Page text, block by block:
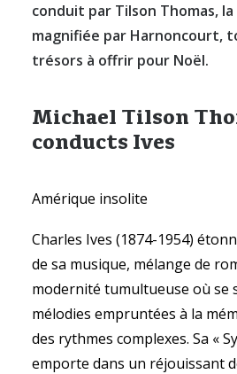
conduit par Tilson Thomas,
magnifiée par Harnoncourt,
trésors à offrir pour Noël.
Michael Tilson
conducts Ives
Amérique insolite
Charles Ives (1874-1954)
de sa musique, mélange de
modernité tumultueuse où se
mélodies empruntées à la
des rythmes complexes. Sa «
emporte dans un réjouissant